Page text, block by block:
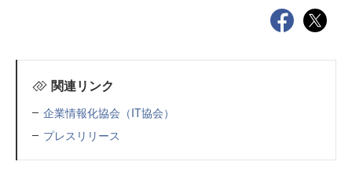
関連リンク
企業情報化協会（IT協会）
プレスリリース